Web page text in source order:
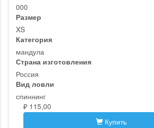
000
Размер
XS
Категория
мандула
Страна изготовления
Россия
Вид ловли
спиннинг
₽ 115,00
Купить